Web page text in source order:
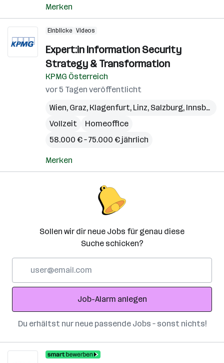
Merken
Einblicke Videos
Expert:in Information Security
Strategy & Transformation
KPMG Österreich
vor 5 Tagen veröffentlicht
Wien, Graz, Klagenfurt, Linz, Salzburg, Innsbruck
Vollzeit
Homeoffice
58.000 € – 75.000 € jährlich
Merken
Sollen wir dir neue Jobs für genau diese
Suche schicken?
Adresse
Job-Alarm anlegen
Du erhältst nur neue passende Jobs – sonst nichts!